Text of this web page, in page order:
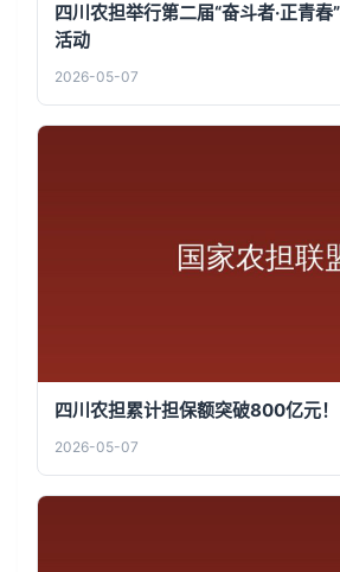
四川农担举行第二届“奋斗者·正青
活动
2026-05-07
四川农担累计担保额突破800亿元！
2026-05-07